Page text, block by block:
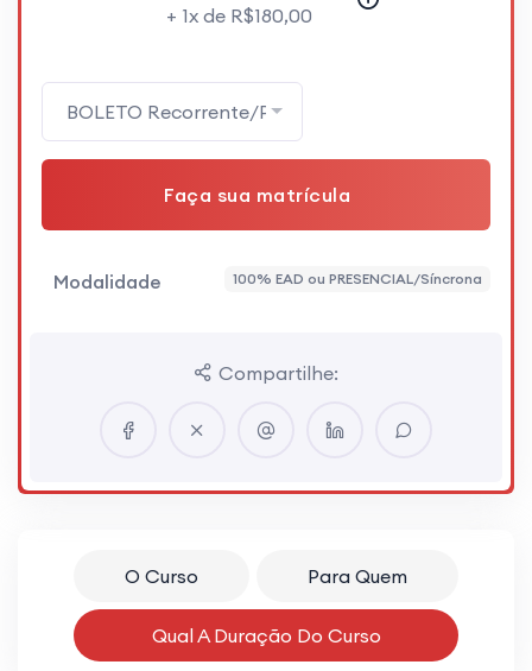
+ 1x de R$180,00
BOLETO Recorrente/Parcelado
Faça sua matrícula
Modalidade 100% EAD ou PRESENCIAL/Síncrona
Compartilhe:
O Curso Para Quem
Qual A Duração Do Curso